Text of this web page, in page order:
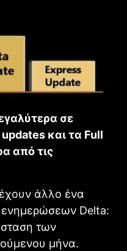
σε
και τα Full
από τις
άλλο ένα
ενημερώσεων Delta:
των
μήνα.